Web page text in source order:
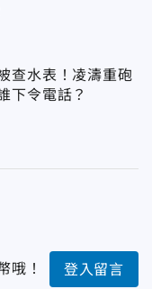
查水表！凌濤重砲
下令電話？
哦！ 登入留言